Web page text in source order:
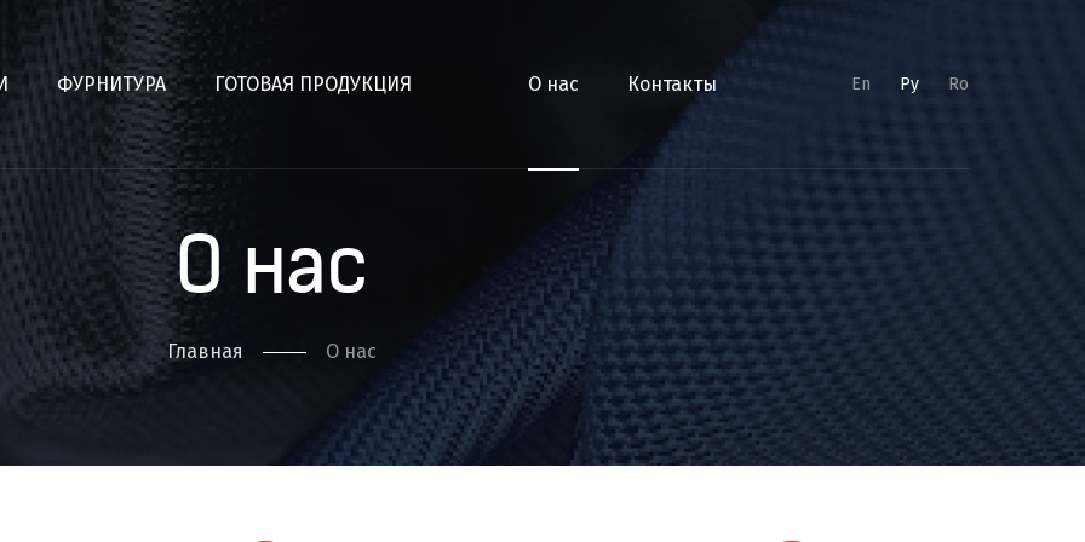
ФУРНИТУРА ГОТОВАЯ ПРОДУКЦИЯ О нас Контакты En Py Ro
О нас
Главная О нас